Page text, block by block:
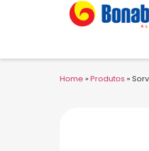
Home »Produtos »